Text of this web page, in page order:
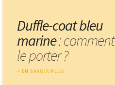
Duffle-coat bleu
marine: comment
le porter ?
EN SAVOIR PLUS